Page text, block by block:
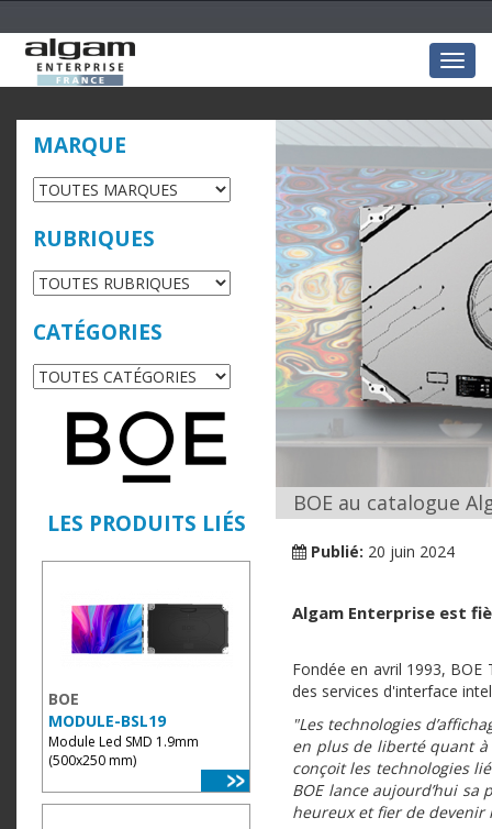
MARQUE
RUBRIQUES
CATÉGORIES
LES PRODUITS LIÉS
BOE
MODULE-BSL19
Module Led SMD 1.9mm
(500x250 mm)
BOE au catalogue
Publié: 20 juin 2024
Algam Enterprise est
Fondée en avril 1993,
des services d'interface
"Les technologies
en plus de liberté quant à
conçoit les technologies
BOE lance aujourd’hui
heureux et fier de devenir